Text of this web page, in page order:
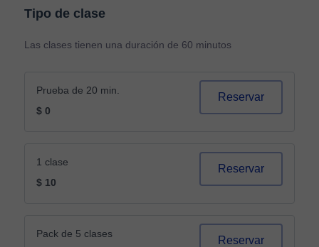
Tipo de clase
Las clases tienen una duración de 60 minutos
Prueba de 20 min.
$ 0
Reservar
1 clase
$ 10
Reservar
Pack de 5 clases
Reservar